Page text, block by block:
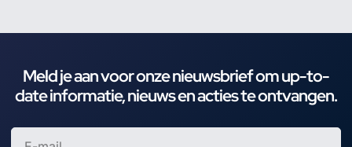
Meld je aan voor onze nieuwsbrief om up-to-
date informatie, nieuws en acties te ontvangen.